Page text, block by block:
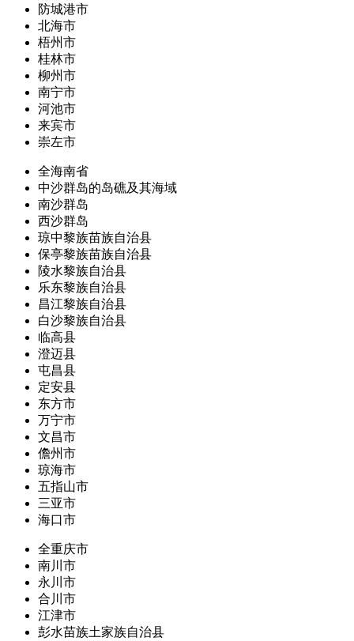
防城港市
北海市
梧州市
桂林市
柳州市
南宁市
河池市
来宾市
崇左市
全海南省
中沙群岛的岛礁及其海域
南沙群岛
西沙群岛
琼中黎族苗族自治县
保亭黎族苗族自治县
陵水黎族自治县
乐东黎族自治县
昌江黎族自治县
白沙黎族自治县
临高县
澄迈县
屯昌县
定安县
东方市
万宁市
文昌市
儋州市
琼海市
五指山市
三亚市
海口市
全重庆市
南川市
永川市
合川市
江津市
彭水苗族土家族自治县